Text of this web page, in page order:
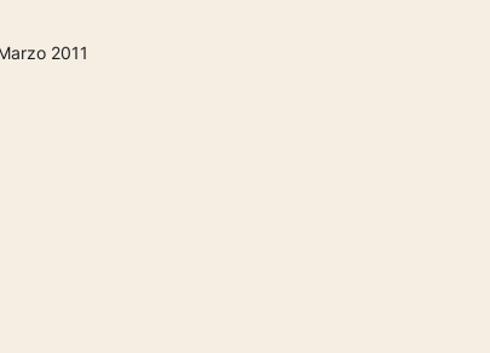
2011